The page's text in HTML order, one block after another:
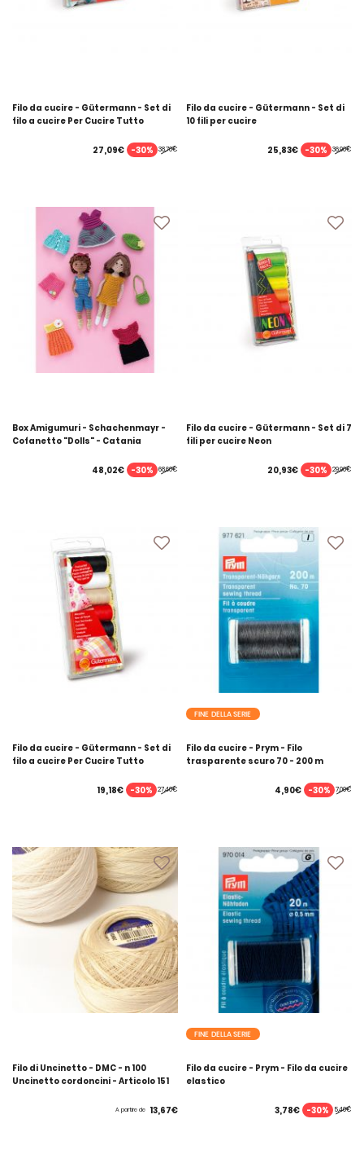
Filo da cucire - Gütermann - Set di
filo a cucire Per Cucire Tutto
38,70€
27,09€ -30%
Filo da cucire - Gütermann - Set di
10 fili per cucire
36,90€
25,83€ -30%
Box Amigumuri - Schachenmayr -
Cofanetto "Dolls" - Catania
68,60€
48,02€ -30%
Filo da cucire - Gütermann - Set di 7
fili per cucire Neon
29,90€
20,93€ -30%
Filo da cucire - Gütermann - Set di
filo a cucire Per Cucire Tutto
27,40€
19,18€ -30%
FINE DELLA SERIE
Filo da cucire - Prym - Filo
trasparente scuro 70 - 200 m
7,00€
4,90€ -30%
Filo di Uncinetto - DMC - n 100
Uncinetto cordoncini - Articolo 151
A partire de 13,67€
FINE DELLA SERIE
Filo da cucire - Prym - Filo da cucire
elastico
5,40€
3,78€ -30%